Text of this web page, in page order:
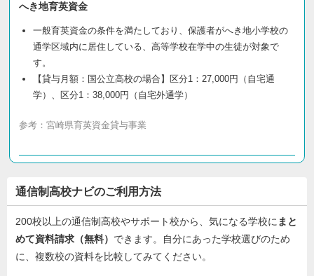
へき地育英資金
一般育英資金の条件を満たしており、保護者がへき地小学校の
通学区域内に居住している、高等学校在学中の生徒が対象で
す。
【貸与月額：国公立高校の場合】区分1：27,000円（自宅通
学）、区分1：38,000円（自宅外通学）
参考： 宮崎県育英資金貸与事業
通信制高校ナビのご利用方法
200校以上の通信制高校やサポート校から、気になる学校に まと
めて資料請求（無料） できます。自分にあった学校選びのため
に、複数校の資料を比較してみてください。